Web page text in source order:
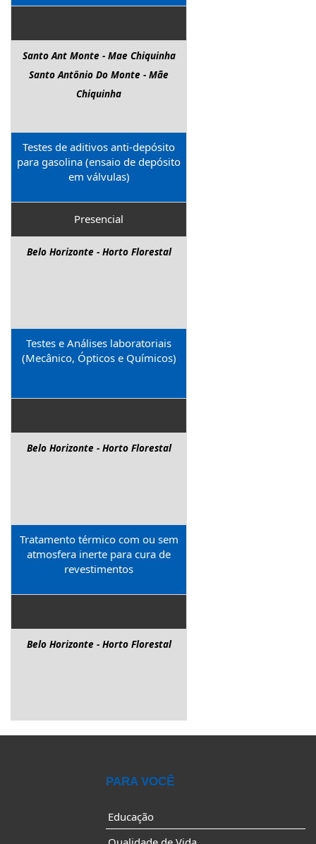
Santo Ant Monte - Mae Chiquinha
Santo Antônio Do Monte - Mãe
Chiquinha
Testes de aditivos anti-depósito
para gasolina (ensaio de depósito
em válvulas)
Presencial
Belo Horizonte - Horto Florestal
Testes e Análises laboratoriais
(Mecânico, Ópticos e Químicos)
Belo Horizonte - Horto Florestal
Tratamento térmico com ou sem
atmosfera inerte para cura de
revestimentos
Belo Horizonte - Horto Florestal
PARA VOCÊ
Educação